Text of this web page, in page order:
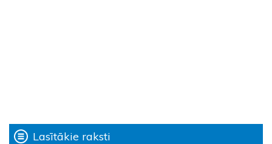
Lasītākie raksti